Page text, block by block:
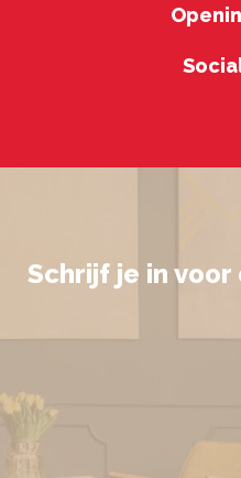
Schrijf je in